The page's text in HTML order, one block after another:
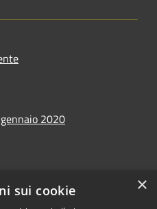
2020
×
sui cookie